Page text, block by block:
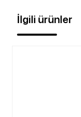
İlgili ürünler